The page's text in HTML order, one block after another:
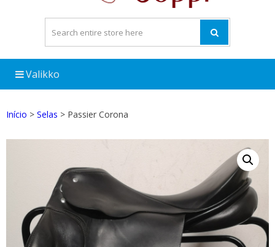
Valikko
Início > Selas > Passier Corona